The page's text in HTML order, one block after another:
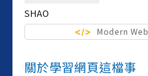
SHAO
Modern Web
關於學習網頁這檔事